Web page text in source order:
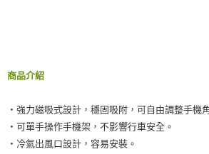
３．安心：先確認商品／服務後，再付款。
１．於結帳方式選擇「AFTEE先享後付」後，將跳
結帳頁面，進行簡訊認證並確認金額後，即可完成
２．訂單成立數日內，您將收到繳費通知簡訊。
３．收到繳費通知簡訊後14天內，點擊此簡訊中的
全家付款取貨
付款後全家取貨
每筆NT$55，滿NT$490(含以上)免運費
商品介紹
‧強力磁吸式設計，穩固吸附，可自由調整手機
‧可單手操作手機架，不影響行車安全。
‧冷氣出風口設計，容易安裝。